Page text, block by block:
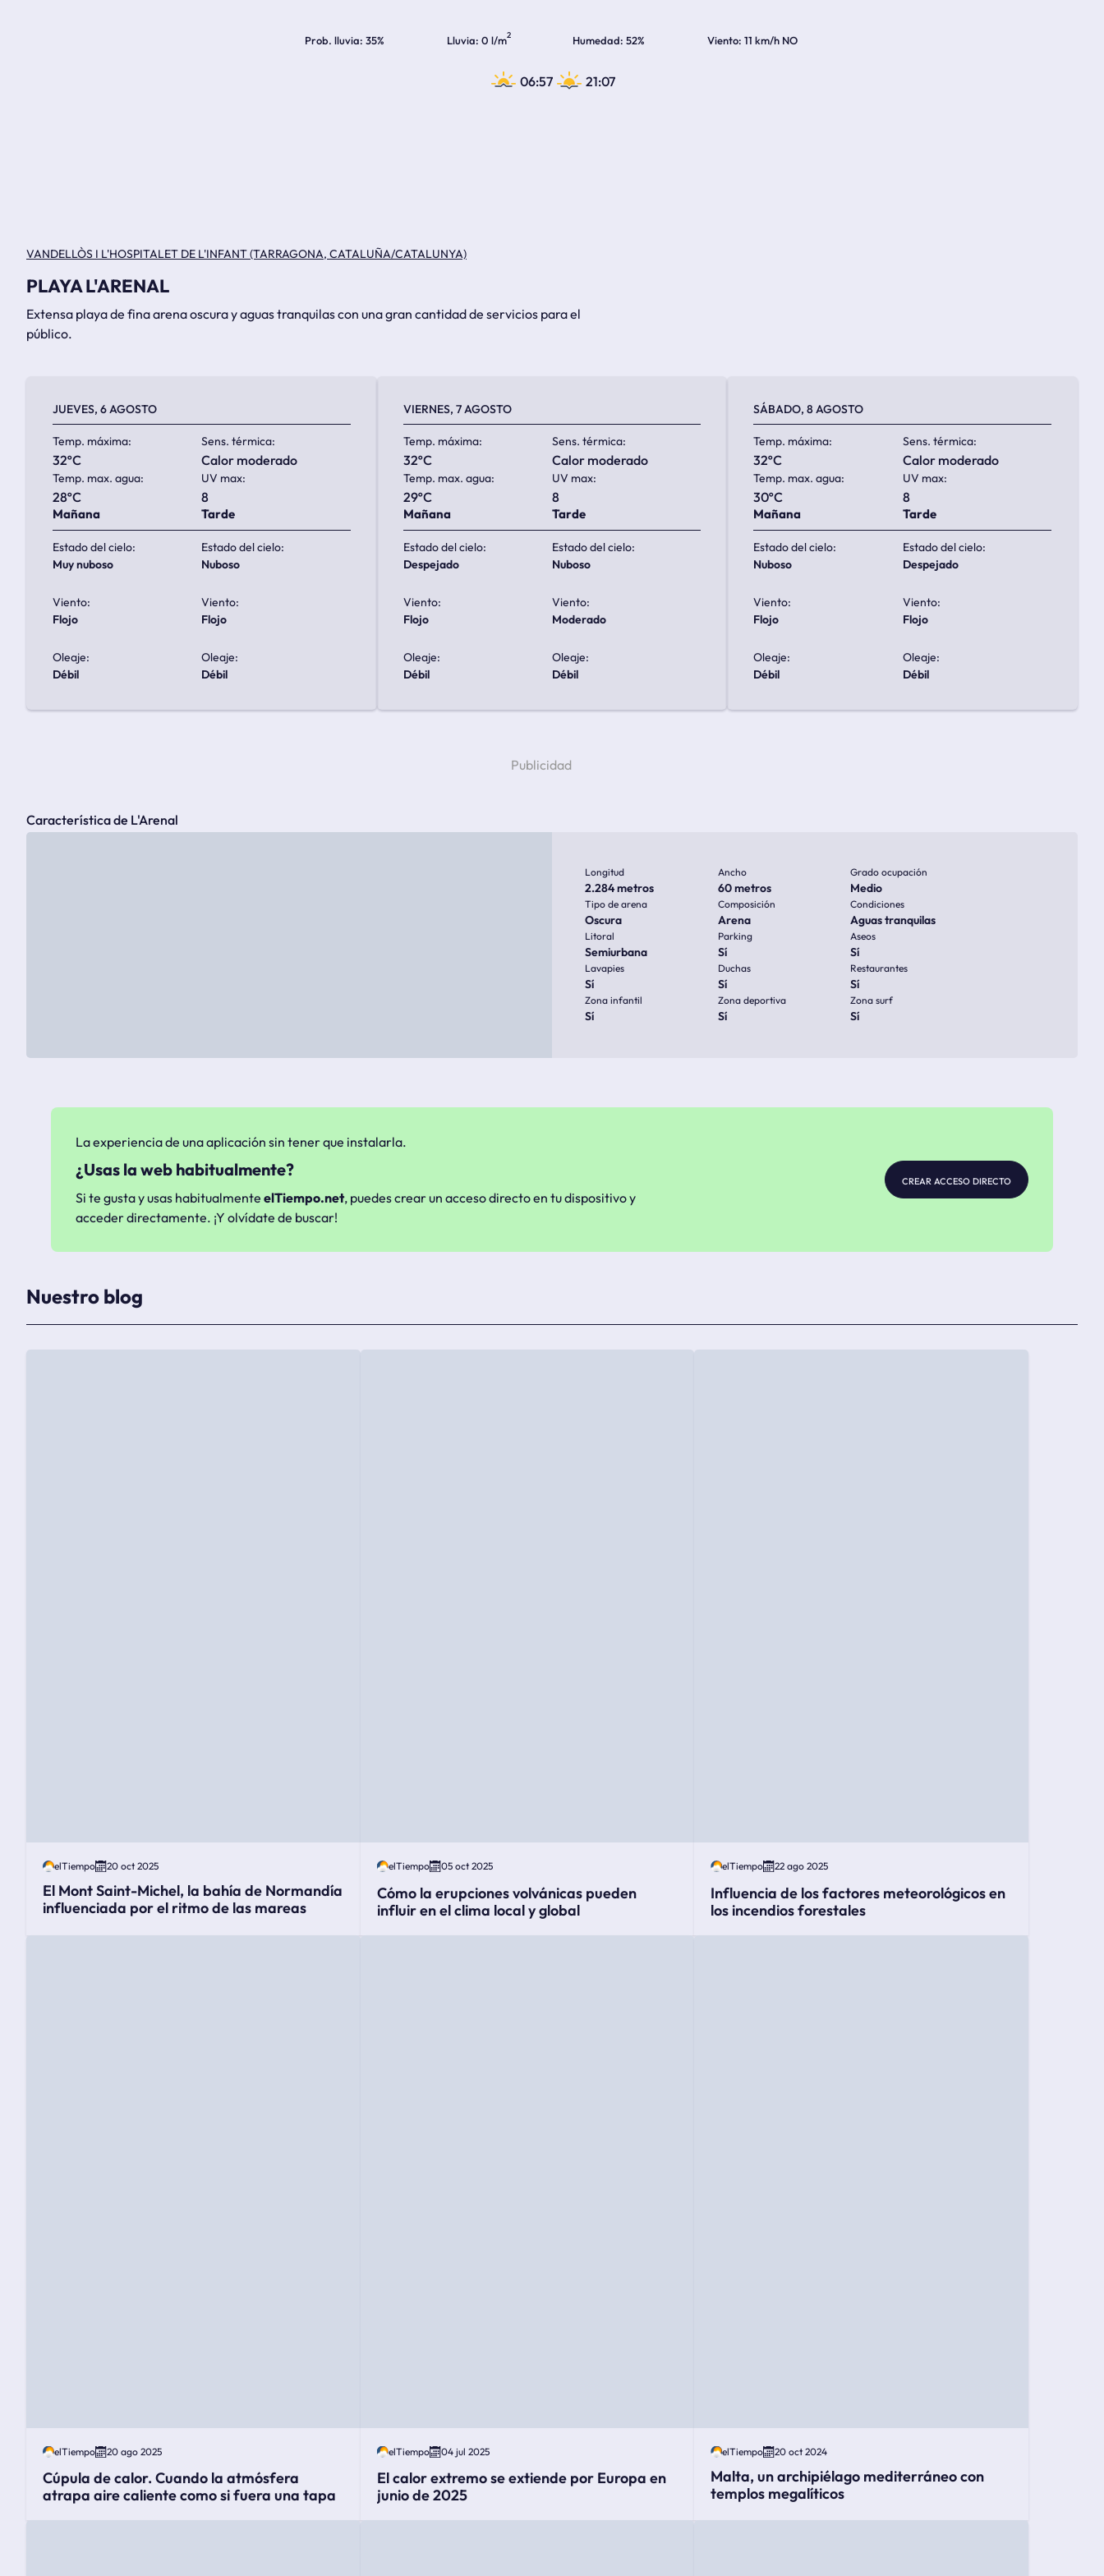
Prob. lluvia 35% Lluvia 0 l/m2 Humedad 52% Viento 11 km/h NO
06:57 21:07
VANDELLÒS I L'HOSPITALET DE L'INFANT (TARRAGONA, CATALUÑA/CATALUNYA)
PLAYA L'ARENAL
Extensa playa de fina arena oscura y aguas tranquilas con una gran cantidad de servicios para el
público.
JUEVES, 6 AGOSTO
Temp. máxima:
32ºC
Sens. térmica:
calor moderado
Temp. max. agua:
28ºC
UV max:
8
Mañana
Estado del cielo:
muy nuboso
Viento:
flojo
Oleaje:
débil
Tarde
Estado del cielo:
nuboso
Viento:
flojo
Oleaje:
débil
VIERNES, 7 AGOSTO
Temp. máxima:
32ºC
Sens. térmica:
calor moderado
Temp. max. agua:
29ºC
UV max:
8
Mañana
Estado del cielo:
despejado
Viento:
flojo
Oleaje:
débil
Tarde
Estado del cielo:
nuboso
Viento:
moderado
Oleaje:
débil
SÁBADO, 8 AGOSTO
Temp. máxima:
32ºC
Sens. térmica:
calor moderado
Temp. max. agua:
30ºC
UV max:
8
Mañana
Estado del cielo:
nuboso
Viento:
flojo
Oleaje:
débil
Tarde
Estado del cielo:
despejado
Viento:
flojo
Oleaje:
débil
Característica de L'Arenal
Longitud
2.284 metros
Ancho
60 metros
Grado ocupación
Medio
Tipo de arena
Oscura
Composición
Arena
Condiciones
Aguas tranquilas
Litoral
Semiurbana
Parking
Sí
Aseos
Sí
Lavapies
Sí
Duchas
Sí
Restaurantes
Sí
Zona infantil
Sí
Zona deportiva
Sí
Zona surf
Sí
La experiencia de una aplicación sin tener que instalarla.
¿Usas la web habitualmente?
Si te gusta y usas habitualmente elTiempo.net, puedes crear un acceso directo en tu dispositivo y
acceder directamente. ¡Y olvídate de buscar!
crear acceso directo
Nuestro blog
elTiempo 20 oct 2025
El Mont Saint-Michel, la bahía de Normandía
influenciada por el ritmo de las mareas
elTiempo 05 oct 2025
Cómo la erupciones volvánicas pueden
influir en el clima local y global
elTiempo 22 ago 2025
Influencia de los factores meteorológicos en
los incendios forestales
elTiempo 20 ago 2025
Cúpula de calor. Cuando la atmósfera
atrapa aire caliente como si fuera una tapa
elTiempo 04 jul 2025
El calor extremo se extiende por Europa en
junio de 2025
elTiempo 20 oct 2024
Malta, un archipiélago mediterráneo con
templos megalíticos